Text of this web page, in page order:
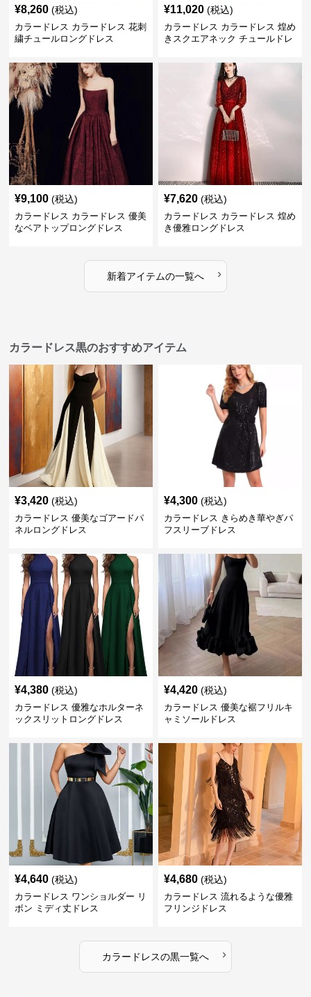
カラードレス カラードレス 花刺
繍チュールロングドレス
カラードレス カラードレス 煌め
きスクエアネック チュールドレ
ス
¥9,100 (税込)
カラードレス カラードレス 優美
なベアトップロングドレス
¥7,620 (税込)
カラードレス カラードレス 煌め
き優雅ロングドレス
新着アイテムの一覧へ ›
¥3,420 (税込)
カラードレス 優美なゴアードパ
ネルロングドレス
(税込)
カラードレス きらめき華やぎパ
フスリーブドレス
¥4,380 (税込)
カラードレス 優雅なホルターネ
ックスリットロングドレス
¥4,420 (税込)
カラードレス 優美な裾フリルキ
ャミソールドレス
¥4,640 (税込)
カラードレス ワンショルダー リ
ボン ミディ丈ドレス
¥4,680 (税込)
カラードレス 流れるような優雅
フリンジドレス
カラードレスの黒一覧へ ›